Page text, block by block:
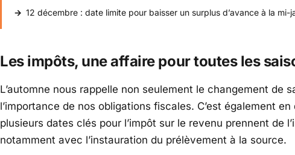
12 décembre : date limite pour baisser un surplus d’avance à la mi-
Les impôts, une affaire pour toutes les
L’automne nous rappelle non seulement le changement de
l’importance de nos obligations fiscales. C’est également
plusieurs dates clés pour l’impôt sur le revenu prennent de
notamment avec l’instauration du prélèvement à la source.